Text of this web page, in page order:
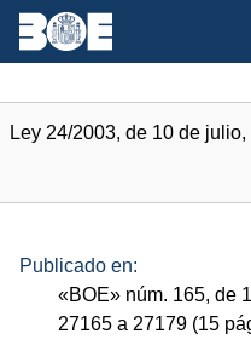
Ley 24/2003, de 10 de
Publicado en:
«BOE» núm. 165, de
27165 a 27179 (15